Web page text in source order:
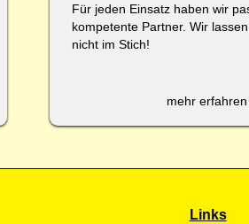
Für jeden Einsatz haben wir
kompetente Partner. Wir
nicht im Stich!
mehr erfahren
Links